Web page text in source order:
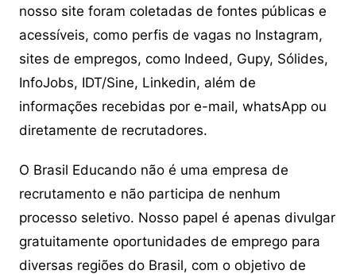
nosso site foram coletadas de fontes públicas e
acessíveis, como perfis de vagas no Instagram,
sites de empregos, como Indeed, Gupy, Sólides,
InfoJobs, IDT/Sine, Linkedin, além de
informações recebidas por e-mail, whatsApp ou
diretamente de recrutadores.
O Brasil Educando não é uma empresa de
recrutamento e não participa de nenhum
processo seletivo. Nosso papel é apenas divulgar
gratuitamente oportunidades de emprego para
diversas regiões do Brasil, com o objetivo de